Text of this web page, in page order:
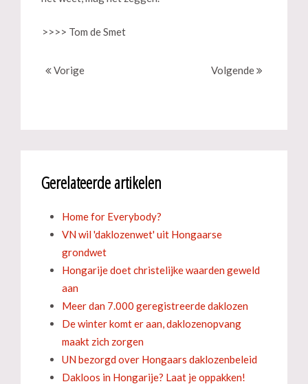
>>>> Tom de Smet
Vorige Volgende
Gerelateerde artikelen
Home for Everybody?
VN wil 'daklozenwet' uit Hongaarse
grondwet
Hongarije doet christelijke waarden geweld
aan
Meer dan 7.000 geregistreerde daklozen
De winter komt er aan, daklozenopvang
maakt zich zorgen
UN bezorgd over Hongaars daklozenbeleid
Dakloos in Hongarije? Laat je oppakken!